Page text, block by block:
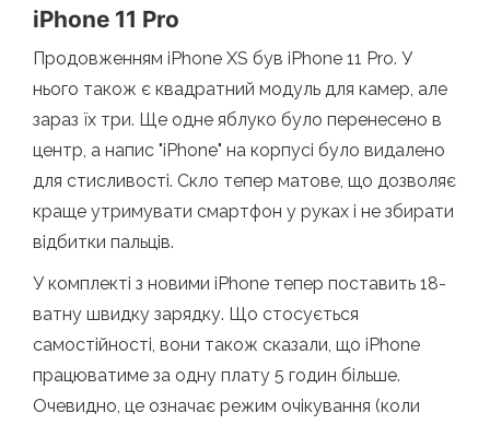
iPhone 11 Pro
Продовженням iPhone XS був iPhone 11 Pro. У
нього також є квадратний модуль для камер, але
зараз їх три. Ще одне яблуко було перенесено в
центр, а напис "iPhone" на корпусі було видалено
для стисливості. Скло тепер матове, що дозволяє
краще утримувати смартфон у руках і не збирати
відбитки пальців.
У комплекті з новими iPhone тепер поставить 18-
ватну швидку зарядку. Що стосується
самостійності, вони також сказали, що iPhone
працюватиме за одну плату 5 годин більше.
Очевидно, це означає режим очікування (коли